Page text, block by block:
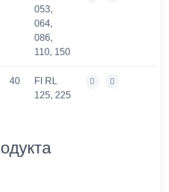
053,
064,
086,
110, 150
40
FI RL
125, 225